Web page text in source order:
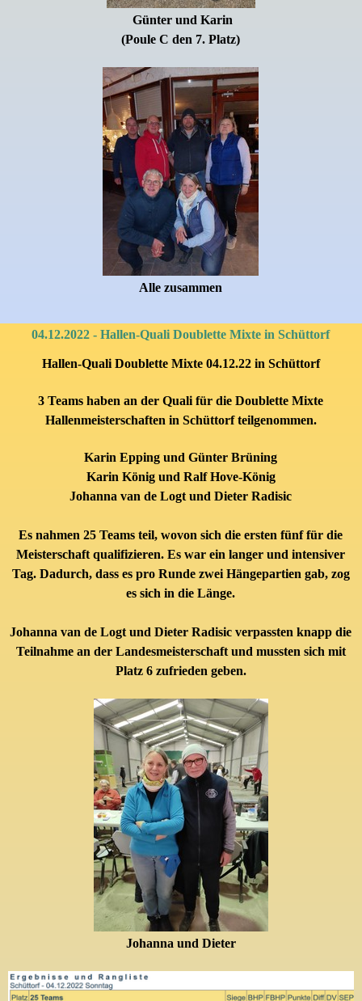
Günter und Karin
(Poule C den 7. Platz)
Alle zusammen
04.12.2022 - Hallen-Quali Doublette Mixte in Schüttorf
Hallen-Quali Doublette Mixte 04.12.22 in Schüttorf
3 Teams haben an der Quali für die Doublette Mixte
Hallenmeisterschaften in Schüttorf teilgenommen.
Karin Epping und Günter Brüning
Karin König und Ralf Hove-König
Johanna van de Logt undDieter Radisic
Es nahmen 25 Teams teil, wovon sich die ersten fünf für die
Meisterschaft qualifizieren. Es war ein langer und intensiver
Tag. Dadurch, dass es pro Runde zwei Hängepartien gab, zog
es sich in die Länge.
Johanna van de Logt undDieter Radisicverpassten knapp die
Teilnahme an der Landesmeisterschaft und mussten sich mit
Platz 6 zufrieden geben.
Johanna und Dieter